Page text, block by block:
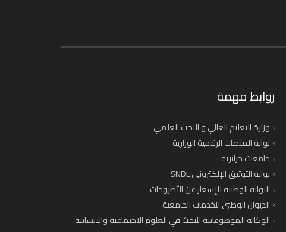
روابط مهمة
وزارة التعليم العالي و البحث العلمي
بوابة المنصات الرقمية الوزارية
جامعات جزائرية
بوابة التوثيق الإلكتروني SNDL
البوابة الوطنية للإشعار عن الأطروحات
الديوان الوطني للخدمات الجامعية
الوكالة الموضوعاتية للبحث في العلوم الاجتماعية والانسانية